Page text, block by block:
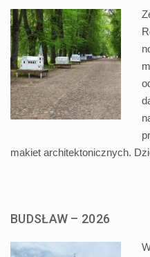
makiet architektonicznych.
BUDSŁAW – 2026